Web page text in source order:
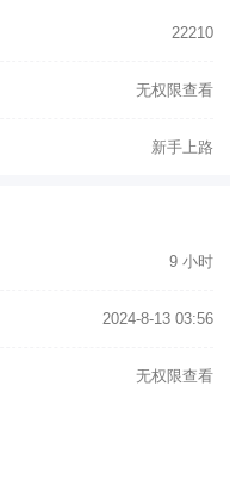
22210
无权限查看
新手上路
9 小时
2024-8-13 03:56
无权限查看